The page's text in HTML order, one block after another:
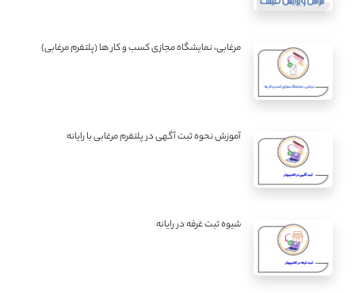
مرغابی، نمایشگاه مجازی کسب و کار ها (پلتفرم مرغابی)
آموزش نحوه ثبت آگهی در پلتفرم مرغابی با رایانه
شیوه ثبت غرفه در رایانه